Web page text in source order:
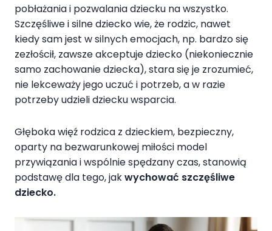
pobłażania i pozwalania dziecku na wszystko.
Szczęśliwe i silne dziecko wie, że rodzic, nawet
kiedy sam jest w silnych emocjach, np. bardzo się
zezłościł, zawsze akceptuje dziecko (niekoniecznie
samo zachowanie dziecka), stara się je zrozumieć,
nie lekceważy jego uczuć i potrzeb, a w razie
potrzeby udzieli dziecku wsparcia.
Głęboka więź rodzica z dzieckiem, bezpieczny,
oparty na bezwarunkowej miłości model
przywiązania i wspólnie spędzany czas, stanowią
podstawę dla tego, jakwychować szczęśliwe
dziecko.